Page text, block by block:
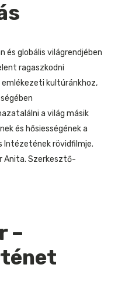
és globális világrendjében
ragaszkodni
kultúránkhoz,
a világ másik
és hősiességének a
Intézetének rövidfilmje.
Anita. Szerkesztő-
–